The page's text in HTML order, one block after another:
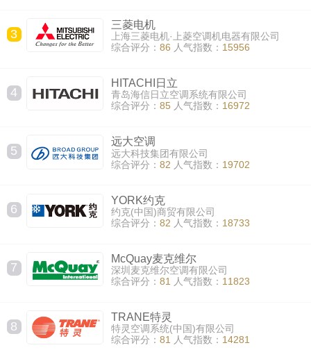
3
三菱电机
上海三菱电机·上菱空调机电器有限公司
综合评分： 86 人气指数： 15956
4
HITACHI日立
青岛海信日立空调系统有限公司
综合评分： 85 人气指数： 16972
5
远大空调
远大科技集团有限公司
综合评分： 82 人气指数： 19702
6
YORK约克
约克(中国)商贸有限公司
综合评分： 82 人气指数： 18733
7
McQuay麦克维尔
深圳麦克维尔空调有限公司
综合评分： 81 人气指数： 11823
8
TRANE特灵
特灵空调系统(中国)有限公司
综合评分： 81 人气指数： 14281